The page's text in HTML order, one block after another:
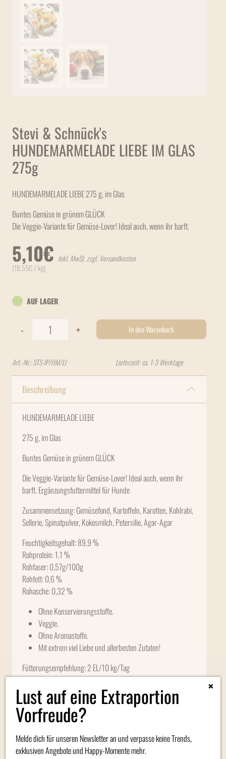
Stevi & Schnück's
HUNDEMARMELADE ​LIEBE IM GLAS
275g
HUNDEMARMELADE LIEBE 275 g, im Glas
Buntes Gemüse in grünem GLÜCK
Die Veggie-Variante für Gemüse-Lover! Ideal auch, wenn ihr barft.
5,10€ Inkl. MwSt. zzgl. Versandkosten
(18,55€ / kg)
AUF LAGER
-
Stevi & Schnück's HUNDEMARMELADE ​LIEBE IM GLAS 275g
+ In den Warenkorb
Art.-Nr.:STS-IP/HM/LI Lieferzeit: ca. 1-3 Werktage
Beschreibung
HUNDEMARMELADE LIEBE
275 g, im Glas
Buntes Gemüse in grünem GLÜCK
Die Veggie-Variante für Gemüse-Lover! Ideal auch, wenn ihr
barft. Ergänzungsfuttermittel für Hunde
Zusammensetzung: Gemüsefond, Kartoffeln, Karotten, Kohlrabi,
Sellerie, Spinatpulver, Kokosmilch, Petersilie, Agar-Agar
Feuchtigkeitsgehalt: 89,9 %
Rohprotein: 1,1 %
Rohfaser: 0,57g/100g
Rohfett: 0,6 %
Rohasche: 0,32 %
Ohne Konservierungsstoffe.
Veggie.
Ohne Aromastoffe.
Mit extrem viel Liebe und allerbesten Zutaten!
Fütterungsempfehlung: 2 EL/10 kg/Tag
Bitte kühl und trocken lagern! Geöffnet im Kühlschrank ca. eine
Woche haltbar. Ungeöffnet und ungekühlt 24 Monate haltbar.
Zusätzliche Informationen
Lust auf eine Extraportion
Vorfreude?
Melde dich für unseren Newsletter an und verpasse keine Trends,
exklusiven Angebote und Happy-Momente mehr.
×